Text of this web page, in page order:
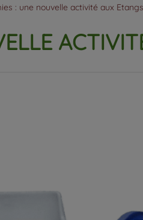
: une nouvelle activité aux